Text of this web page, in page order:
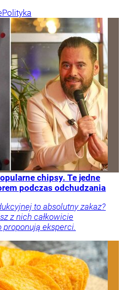
Polityka
chipsy. Te jedne
podczas odchudzania
to absolutny zakaz?
z nich całkowicie
eksperci.